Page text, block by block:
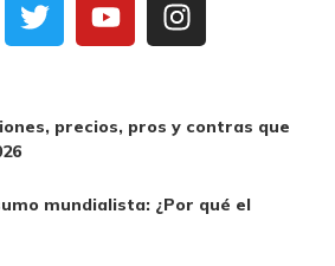
precios, pros y contras que
mundialista: ¿Por qué el